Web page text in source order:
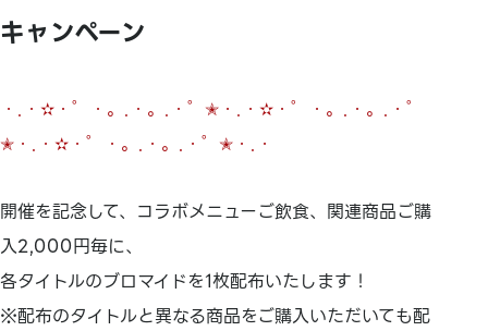
キャンペーン
・.・✫・゜・。.・。.・゜✭・.・✫・゜・。.・。.・゜
✭・.・✫・゜・。.・。.・゜✭・.・
開催を記念して、コラボメニューご飲食、関連商品ご購
入2,000円毎に、
各タイトルのブロマイドを1枚配布いたします！
※配布のタイトルと異なる商品をご購入いただいても配